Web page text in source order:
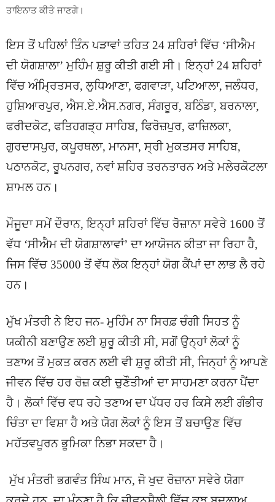
ਤਾਇਨਾਤ ਕੀਤੇ ਜਾਣਗੇ।
ਇਸ ਤੋਂ ਪਹਿਲਾਂ ਤਿੰਨ ਪੜਾਵਾਂ ਤਹਿਤ 24 ਸ਼ਹਿਰਾਂ ਵਿੱਚ ‘ਸੀਐਮ
ਦੀ ਯੋਗਸ਼ਾਲਾ’ ਮੁਹਿੰਮ ਸ਼ੁਰੂ ਕੀਤੀ ਗਈ ਸੀ। ਇਨ੍ਹਾਂ 24 ਸ਼ਹਿਰਾਂ
ਵਿੱਚ ਅੰਮ੍ਰਿਤਸਰ, ਲੁਧਿਆਣਾ, ਫਗਵਾੜਾ, ਪਟਿਆਲਾ, ਜਲੰਧਰ,
ਹੁਸ਼ਿਆਰਪੁਰ, ਐਸ.ਏ.ਐਸ.ਨਗਰ, ਸੰਗਰੂਰ, ਬਠਿੰਡਾ, ਬਰਨਾਲਾ,
ਫਰੀਦਕੋਟ, ਫਤਿਹਗੜ੍ਹ ਸਾਹਿਬ, ਫਿਰੋਜ਼ਪੁਰ, ਫਾਜ਼ਿਲਕਾ,
ਗੁਰਦਾਸਪੁਰ, ਕਪੂਰਥਲਾ, ਮਾਨਸਾ, ਸ੍ਰੀ ਮੁਕਤਸਰ ਸਾਹਿਬ,
ਪਠਾਨਕੋਟ, ਰੂਪਨਗਰ, ਨਵਾਂ ਸ਼ਹਿਰ ਤਰਨਤਾਰਨ ਅਤੇ ਮਲੇਰਕੋਟਲਾ
ਸ਼ਾਮਲ ਹਨ।
ਮੌਜੂਦਾ ਸਮੇਂ ਦੌਰਾਨ, ਇਨ੍ਹਾਂ ਸ਼ਹਿਰਾਂ ਵਿੱਚ ਰੋਜ਼ਾਨਾ ਸਵੇਰੇ 1600 ਤੋਂ
ਵੱਧ ‘ਸੀਐਮ ਦੀ ਯੋਗਸ਼ਾਲਾਵਾਂ’ ਦਾ ਆਯੋਜਨ ਕੀਤਾ ਜਾ ਰਿਹਾ ਹੈ,
ਜਿਸ ਵਿੱਚ 35000 ਤੋਂ ਵੱਧ ਲੋਕ ਇਨ੍ਹਾਂ ਯੋਗ ਕੈਂਪਾਂ ਦਾ ਲਾਭ ਲੈ ਰਹੇ
ਹਨ।
ਮੁੱਖ ਮੰਤਰੀ ਨੇ ਇਹ ਜਨ- ਮੁਹਿੰਮ ਨਾ ਸਿਰਫ਼ ਚੰਗੀ ਸਿਹਤ ਨੂੰ
ਯਕੀਨੀ ਬਣਾਉਣ ਲਈ ਸ਼ੁਰੂ ਕੀਤੀ ਸੀ, ਸਗੋਂ ਉਨ੍ਹਾਂ ਲੋਕਾਂ ਨੂੰ
ਤਣਾਅ ਤੋਂ ਮੁਕਤ ਕਰਨ ਲਈ ਵੀ ਸ਼ੁਰੂ ਕੀਤੀ ਸੀ, ਜਿਨ੍ਹਾਂ ਨੂੰ ਆਪਣੇ
ਜੀਵਨ ਵਿੱਚ ਹਰ ਰੋਜ਼ ਕਈ ਚੁਣੌਤੀਆਂ ਦਾ ਸਾਹਮਣਾ ਕਰਨਾ ਪੈਂਦਾ
ਹੈ। ਲੋਕਾਂ ਵਿੱਚ ਵਧ ਰਹੇ ਤਣਾਅ ਦਾ ਪੱਧਰ ਹਰ ਕਿਸੇ ਲਈ ਗੰਭੀਰ
ਚਿੰਤਾ ਦਾ ਵਿਸ਼ਾ ਹੈ ਅਤੇ ਯੋਗ ਲੋਕਾਂ ਨੂੰ ਇਸ ਤੋਂ ਬਚਾਉਣ ਵਿੱਚ
ਮਹੱਤਵਪੂਰਨ ਭੂਮਿਕਾ ਨਿਭਾ ਸਕਦਾ ਹੈ।
ਮੁੱਖ ਮੰਤਰੀ ਭਗਵੰਤ ਸਿੰਘ ਮਾਨ, ਜੋ ਖੁਦ ਰੋਜ਼ਾਨਾ ਸਵੇਰੇ ਯੋਗਾ